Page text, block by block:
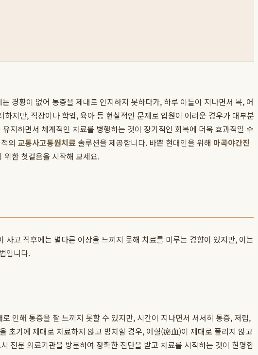
경황이 없어 통증을 제대로 인지하지 못하다가, 하루 이틀이 지나면서 목, 어
지만, 직장이나 학업, 육아 등 현실적인 문제로 입원이 어려운 경우가 대부분
지하면서 체계적인 치료를 병행하는 것이 장기적인 회복에 더욱 효과적일 수
의 교통사고통원치료 솔루션을 제공합니다. 바쁜 현대인을 위해 마곡야간진
위한 첫걸음을 시작해 보세요.
고 직후에는 별다른 이상을 느끼지 못해 치료를 미루는 경향이 있지만, 이는
입니다.
인해 통증을 잘 느끼지 못할 수 있지만, 시간이 지나면서 서서히 통증, 저림,
초기에 제대로 치료하지 않고 방치할 경우, 어혈(瘀血)이 제대로 풀리지 않고
전문 의료기관을 방문하여 정확한 진단을 받고 치료를 시작하는 것이 현명합